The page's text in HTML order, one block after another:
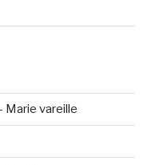
Marie vareille